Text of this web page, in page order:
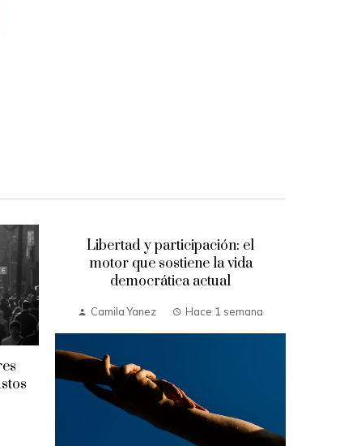
Libertad y participación: el
motor que sostiene la vida
democrática actual
Camila Yanez Hace 1 semana